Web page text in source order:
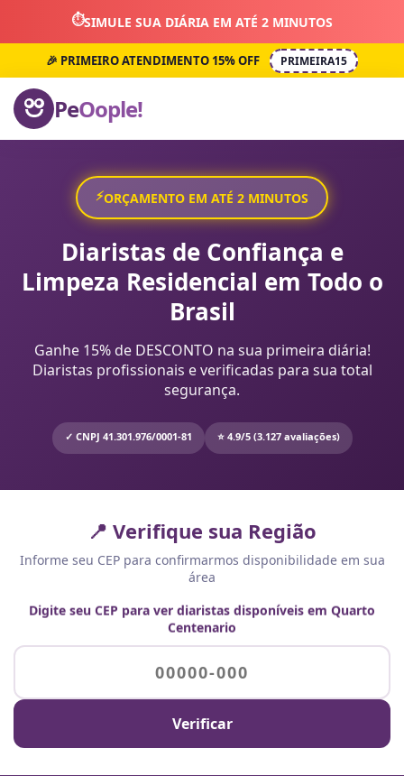
⏱️SIMULE SUA DIÁRIA EM ATÉ 2 MINUTOS
🎉 PRIMEIRO ATENDIMENTO 15% OFF PRIMEIRA15
PeOople!
⚡ORÇAMENTO EM ATÉ 2 MINUTOS
Diaristas de Confiança e
Limpeza Residencial em Todo o
Brasil
Ganhe 15% de DESCONTO na sua primeira diária!
Diaristas profissionais e verificadas para sua total
segurança.
✓ CNPJ 41.301.976/0001-81 ⭐ 4.9/5 (3.127 avaliações)
📍 Verifique sua Região
Informe seu CEP para confirmarmos disponibilidade em sua
área
Digite seu CEP para ver diaristas disponíveis em Quarto
Centenario
Verificar